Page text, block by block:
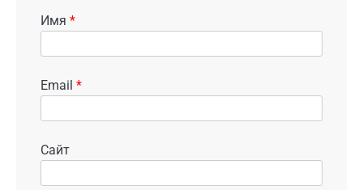
Имя *
Email *
Сайт